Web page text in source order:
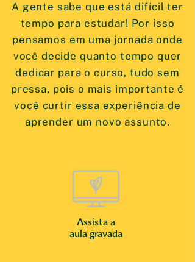
A gente sabe que está difícil ter
tempo para estudar! Por isso
pensamos em uma jornada onde
você decide quanto tempo quer
dedicar para o curso, tudo sem
pressa, pois o mais importante é
você curtir essa experiência de
aprender um novo assunto.
Assista a
aula gravada